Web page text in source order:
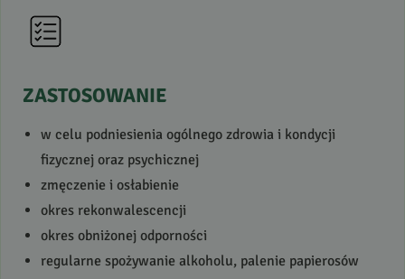
ZASTOSOWANIE
w celu podniesienia ogólnego zdrowia i kondycji
fizycznej oraz psychicznej
zmęczenie i osłabienie
okres rekonwalescencji
okres obniżonej odporności
regularne spożywanie alkoholu, palenie papierosów